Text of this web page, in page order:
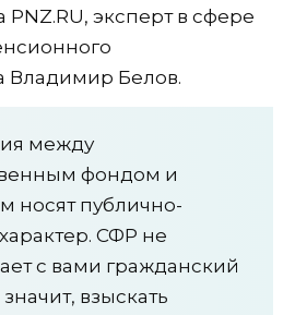
PNZ.RU, эксперт в сфере
Владимир Белов.
между
фондом и
носят публично-
СФР не
с вами гражданский
взыскать